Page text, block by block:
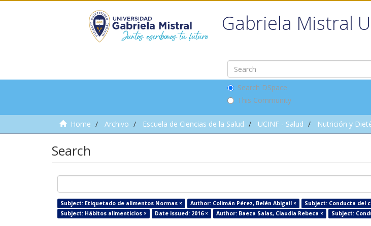
Gabriela Mistral
Search DSpace
This Community
Home Archivo Escuela de Ciencias de la Salud UCINF - Salud Nutrición y
Search
Subject: Etiquetado de alimentos Normas × Author: Colimán Pérez, Belén Abigail ×
Subject: Conducta del
Subject: Hábitos alimenticios ×
Date issued: 2016 × Author: Baeza Salas, Claudia Rebeca × Subject: